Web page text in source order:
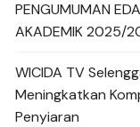
PENGUMUMAN
AKADEMIK 2025/
WICIDA TV
Meningkatkan
Penyiaran